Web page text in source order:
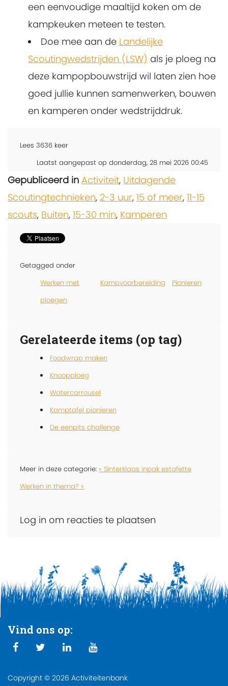
een eenvoudige maaltijd koken om de
kampkeuken meteen te testen.
Doe mee aan de Landelijke
Scoutingwedstrijden (LSW) als je ploeg na
deze kampopbouwstrijd wil laten zien hoe
goed jullie kunnen samenwerken, bouwen
en kamperen onder wedstrijddruk.
Lees 3636 keer
Laatst aangepast op donderdag, 28 mei 2026 00:45
Gepubliceerd in Activiteit, Uitdagende
Scoutingtechnieken, 2-3 uur, 15 of meer, 11-15
scouts, Buiten, 15-30 min, Kamperen
Getagged onder
Werken met
ploegen
Kampvoorbereiding Pionieren
Gerelateerde items (op tag)
Foodwrap maken
Knoopploeg
Watercarrousel
Kamptafel pionieren
De eenpits challenge
Meer in deze categorie: « Sinterklaas inpak estafette
Werken in thema? »
Log in om reacties te plaatsen
Vind ons op:
Copyright © 2026 Activiteitenbank